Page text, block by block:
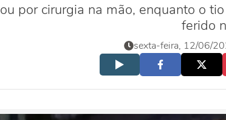
por cirurgia na mão, enquanto o
ferido
sexta-feira, 12/06/